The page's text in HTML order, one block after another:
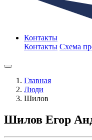
Контакты
Контакты Схема
Главная
Люди
Шилов
Шилов Егор